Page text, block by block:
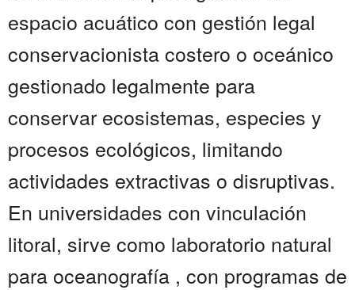
espacio acuático con gestión legal
conservacionista costero o oceánico
gestionado legalmente para
conservar ecosistemas, especies y
procesos ecológicos, limitando
actividades extractivas o disruptivas.
En universidades con vinculación
litoral, sirve como laboratorio natural
para oceanografía , con programas de